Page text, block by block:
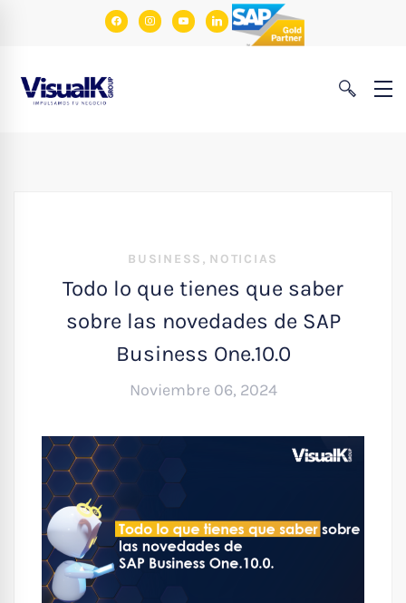
facebookinstagram
youtubelinkedin
BUSINESS , NOTICIAS
Todo lo que tienes que saber
sobre las novedades de SAP
Business One.10.0
Noviembre 06, 2024